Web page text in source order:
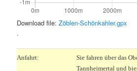
Download file:Zöblen-Schönkahler.gpx
.
Anfahrt:
Sie fahren über das
Tannheimertal und